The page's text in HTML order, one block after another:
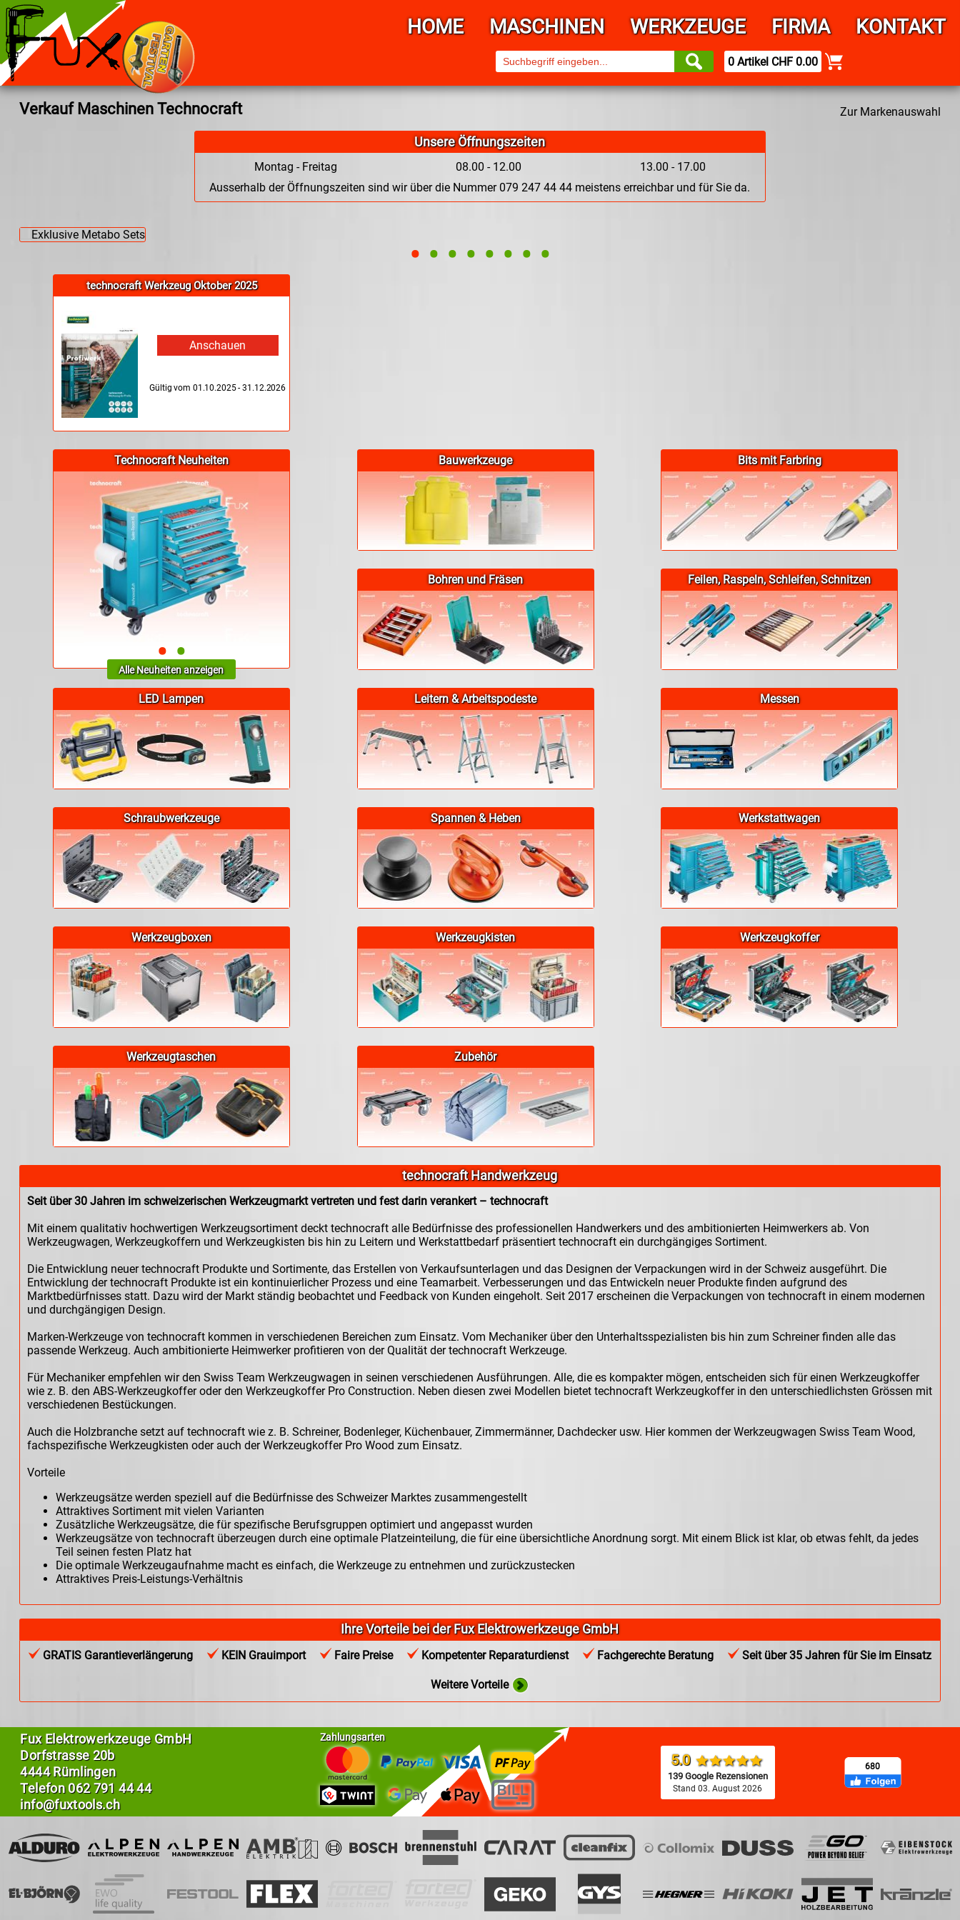
HOME MASCHINEN WERKZEUGE FIRMA KONTAKT
0 Artikel CHF 0.00
Verkauf Maschinen Technocraft Zur Markenauswahl
Unsere Öffnungszeiten
Montag - Freitag 08.00 - 12.00
13.00 - 17.00
Ausserhalb der Öffnungszeiten sind wir über die Nummer 079 247 44 44 meistens erreichbar und für Sie da.
• • • • • • • •
technocraft Werkzeug Oktober 2025
Anschauen
Gültig vom 01.10.2025 - 31.12.2026
Alle Neuheiten anzeigen
Technocraft Neuheiten
••
Bauwerkzeuge Bits mit Farbring
Bohren und Fräsen Feilen, Raspeln, Schleifen, Schnitzen
LED Lampen Leitern & Arbeitspodeste Messen
Schraubwerkzeuge Spannen & Heben Werkstattwagen
Werkzeugboxen Werkzeugkisten Werkzeugkoffer
Werkzeugtaschen Zubehör
technocraft Handwerkzeug
Seit über 30 Jahren im schweizerischen Werkzeugmarkt vertreten und fest darin verankert – technocraft
Mit einem qualitativ hochwertigen Werkzeugsortiment deckt technocraft alle Bedürfnisse des professionellen Handwerkers und des ambitionierten Heimwerkers ab. Von
Werkzeugwagen, Werkzeugkoffern und Werkzeugkisten bis hin zu Leitern und Werkstattbedarf präsentiert technocraft ein durchgängiges Sortiment.
Die Entwicklung neuer technocraft Produkte und Sortimente, das Erstellen von Verkaufsunterlagen und das Designen der Verpackungen wird in der Schweiz ausgeführt. Die
Entwicklung der technocraft Produkte ist ein kontinuierlicher Prozess und eine Teamarbeit. Verbesserungen und das Entwickeln neuer Produkte finden aufgrund des
Marktbedürfnisses statt. Dazu wird der Markt ständig beobachtet und Feedback von Kunden eingeholt. Seit 2017 erscheinen die Verpackungen von technocraft in einem modernen
und durchgängigen Design.
Marken-Werkzeuge von technocraft kommen in verschiedenen Bereichen zum Einsatz. Vom Mechaniker über den Unterhaltsspezialisten bis hin zum Schreiner finden alle das
passende Werkzeug. Auch ambitionierte Heimwerker profitieren von der Qualität der technocraft Werkzeuge.
Für Mechaniker empfehlen wir den Swiss Team Werkzeugwagen in seinen verschiedenen Ausführungen. Alle, die es kompakter mögen, entscheiden sich für einen Werkzeugkoffer
wie z. B. den ABS-Werkzeugkoffer oder den Werkzeugkoffer Pro Construction. Neben diesen zwei Modellen bietet technocraft Werkzeugkoffer in den unterschiedlichsten Grössen mit
verschiedenen Bestückungen.
Auch die Holzbranche setzt auf technocraft wie z. B. Schreiner, Bodenleger, Küchenbauer, Zimmermänner, Dachdecker usw. Hier kommen der Werkzeugwagen Swiss Team Wood,
fachspezifische Werkzeugkisten oder auch der Werkzeugkoffer Pro Wood zum Einsatz.
Vorteile
Werkzeugsätze werden speziell auf die Bedürfnisse des Schweizer Marktes zusammengestellt
Attraktives Sortiment mit vielen Varianten
Zusätzliche Werkzeugsätze, die für spezifische Berufsgruppen optimiert und angepasst wurden
Werkzeugsätze von technocraft überzeugen durch eine optimale Platzeinteilung, die für eine übersichtliche Anordnung sorgt. Mit einem Blick ist klar, ob etwas fehlt, da jedes
Teil seinen festen Platz hat
Die optimale Werkzeugaufnahme macht es einfach, die Werkzeuge zu entnehmen und zurückzustecken
Attraktives Preis-Leistungs-Verhältnis
Ihre Vorteile bei der Fux Elektrowerkzeuge GmbH
GRATIS Garantieverlängerung KEIN Grauimport Faire Preise Kompetenter Reparaturdienst Fachgerechte Beratung Seit über 35 Jahren für Sie im Einsatz
Weitere Vorteile
Fux Elektrowerkzeuge GmbH
Dorfstrasse 20b
4444 Rümlingen
Telefon062 791 44 44
info@fuxtools.ch
Zahlungsarten
5.0
139 Google Rezensionen
Stand 03. August 2026
680